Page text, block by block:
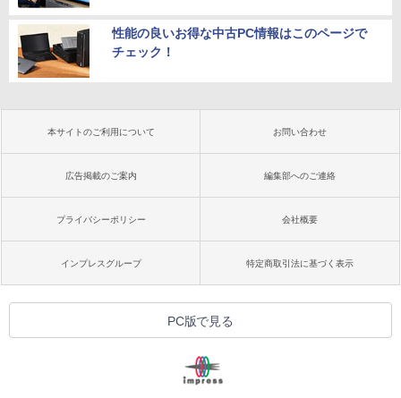
性能の良いお得な中古PC情報はこのページで
チェック！
本サイトのご利用について お問い合わせ
広告掲載のご案内 編集部へのご連絡
プライバシーポリシー 会社概要
インプレスグループ 特定商取引法に基づく表示
PC版で見る